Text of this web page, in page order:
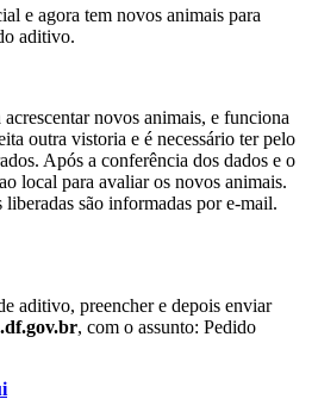
e agora tem novos animais para
aditivo.
novos animais, e funciona
outra vistoria e é necessário ter pelo
Após a conferência dos dados e o
local para avaliar os novos animais.
são informadas por e-mail.
aditivo, preencher e depois enviar
, com o assunto: Pedido